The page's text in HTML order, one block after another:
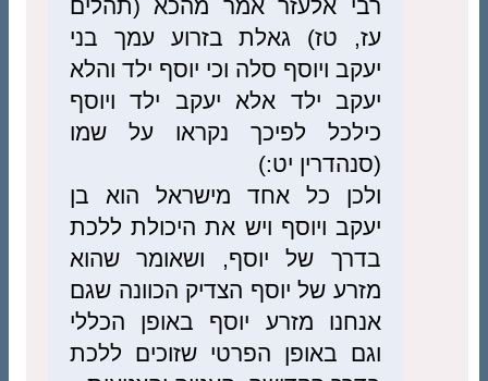
רבי אלעזר אמר מהכא (תהלים
עז, טז) גאלת בזרוע עמך בני
יעקב ויוסף סלה וכי יוסף ילד והלא
יעקב ילד אלא יעקב ילד ויוסף
כילכל לפיכך נקראו על שמו
(סנהדרין יט:)
ולכן כל אחד מישראל הוא בן
יעקב ויוסף ויש את היכולת ללכת
בדרך של יוסף, ושאומר שהוא
מזרע של יוסף הצדיק הכוונה שגם
אנחנו מזרע יוסף באופן הכללי
וגם באופן הפרטי שזוכים ללכת